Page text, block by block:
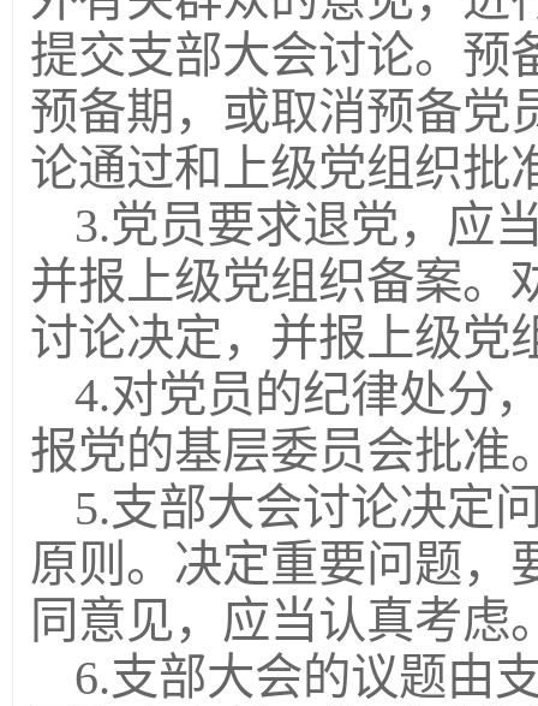
提交支部大会讨论。预
预备期，或取消预备党
论通过和上级党组织批
3.党员要求退党，应
并报上级党组织备案。
讨论决定，并报上级党
4.对党员的纪律处分
报党的基层委员会批准
5.支部大会讨论决定
原则。决定重要问题，
同意见，应当认真考虑
6.支部大会的议题由